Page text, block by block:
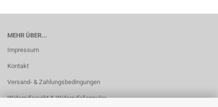
MEHR ÜBER...
Impressum
Kontakt
Versand- & Zahlungsbedingungen
Widerrufsrecht & Widerrufsformular